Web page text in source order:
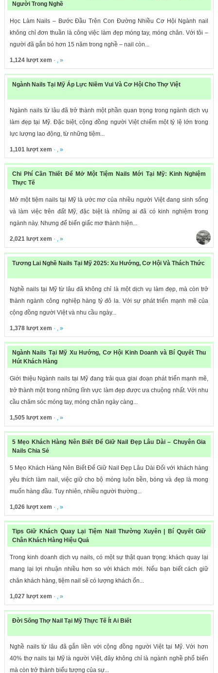
Người Trong Nghề
Học Làm Nails – Bước Đầu Trên Con Đường Nhiều Cơ Hội Ngành nail
không chỉ đơn thuần là công việc làm đẹp móng tay, móng chân. Với tôi –
người đã gắn bó hơn 15 năm trong nghề – nail còn...
1,124 lượt xem · , »
Ngành Nails Tại Mỹ Áp Lực Niềm Vui Và Cơ Hội Cho Thợ Việt
Ngành nails từ lâu đã trở thành một phần quan trọng trong ngành dịch vụ
làm đẹp tại Mỹ. Đặc biệt, cộng đồng người Việt chiếm một tỷ lệ lớn trong
lực lượng lao động, từ những tiệm...
1,101 lượt xem · , »
Chi Phí Cần Thiết Để Mở Một Tiệm Nails Mới Tại Mỹ: Kinh Nghiệm
Thực Tế
Mở một tiệm nails tại Mỹ là ước mơ của nhiều người Việt đang sinh sống
và làm việc trên đất Mỹ, đặc biệt là những ai đã có kinh nghiệm trong
ngành này. Nhưng để biến giấc mơ thành hiện...
2,021 lượt xem · , »
Tương Lai Nghề Nails Tại Mỹ 2025: Xu Hướng, Cơ Hội Và Thách Thức
Nghề nails tại Mỹ từ lâu đã không chỉ là một dịch vụ làm đẹp, mà còn trở
thành ngành công nghiệp hàng tỷ đô la. Với sự phát triển mạnh mẽ của
cộng đồng người Việt và nhu cầu ngày...
1,378 lượt xem · , »
Ngành Nails Tại Mỹ Xu Hướng, Cơ Hội Kinh Doanh và Bí Quyết Thu
Hút Khách Hàng
Giới thiệu Ngành nails tại Mỹ đang trải qua giai đoạn phát triển mạnh mẽ,
trở thành một trong những lĩnh vực làm đẹp được ưa chuộng nhất. Với nhu
cầu chăm sóc móng tay, móng chân ngày càng...
1,505 lượt xem · , »
5 Mẹo Khách Hàng Nên Biết Để Giữ Nail Đẹp Lâu Dài – Chuyên Gia
Nails Chia Sẻ
5 Mẹo Khách Hàng Nên Biết Để Giữ Nail Đẹp Lâu Dài Đối với khách hàng
yêu thích làm nail, việc giữ cho bộ móng luôn bền, bóng và đẹp là mong
muốn hàng đầu. Tuy nhiên, nhiều người thường...
1,026 lượt xem · , »
Tips Giữ Khách Quay Lại Tiệm Nail Thường Xuyên | Bí Quyết Giữ
Chân Khách Hàng Hiệu Quả
Trong kinh doanh dịch vụ nails, có một sự thật quan trọng: khách quay lại
mang lại lợi nhuận nhiều hơn so với khách mới. Nếu bạn biết cách giữ
chân khách hàng, tiệm nail sẽ có lượng khách ổn...
1,027 lượt xem · , »
Đời Sống Thợ Nail Tại Mỹ Thực Tế Ít Ai Biết
Nghề nails từ lâu đã gắn liền với cộng đồng người Việt tại Mỹ. Với hơn
40% thợ nails tại Mỹ là người Việt, đây không chỉ là ngành nghề phổ biến
mà còn trở thành biểu tượng của sự...